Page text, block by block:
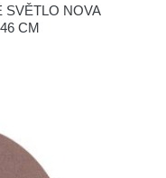
SVĚTLO NOVA
CM